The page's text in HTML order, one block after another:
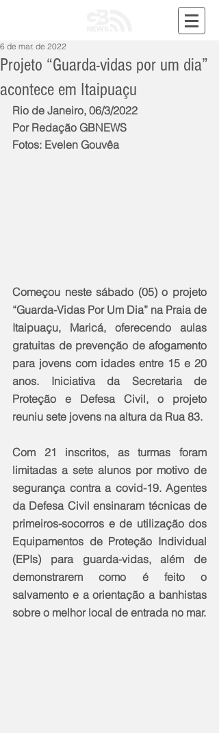
Projeto “Guarda-vidas por um dia”
acontece em Itaipuaçu
6 de mar. de 2022
Rio de Janeiro, 06/3/2022
Por Redação GBNEWS
Fotos: Evelen Gouvêa
Começou neste sábado (05) o projeto
“Guarda-Vidas Por Um Dia” na Praia de
Itaipuaçu, Maricá, oferecendo aulas
gratuitas de prevenção de afogamento
para jovens com idades entre 15 e 20
anos. Iniciativa da Secretaria de
Proteção e Defesa Civil, o projeto
reuniu sete jovens na altura da Rua 83.
Com 21 inscritos, as turmas foram
limitadas a sete alunos por motivo de
segurança contra a covid-19. Agentes
da Defesa Civil ensinaram técnicas de
primeiros-socorros e de utilização dos
Equipamentos de Proteção Individual
(EPIs) para guarda-vidas, além de
demonstrarem como é feito o
salvamento e a orientação a banhistas
sobre o melhor local de entrada no mar.